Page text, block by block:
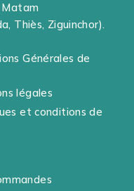
Matam
Thiès, Ziguinchor).
Générales de
légales
et conditions de